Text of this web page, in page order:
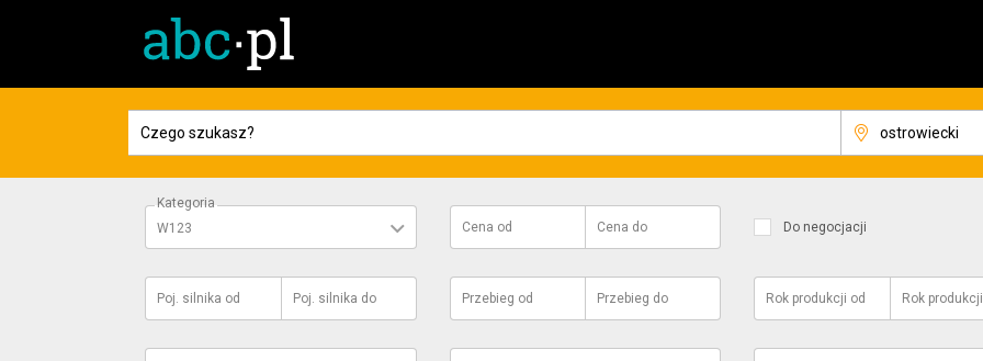
Kategoria
W123
Cena od Cena do Do negocjacji
Poj. silnika od Poj. silnika do Przebieg od Przebieg do Rok produkcji od Rok produkcji